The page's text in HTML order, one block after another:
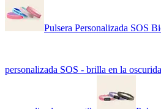
Pulsera Personalizada SOS
personalizada SOS - brilla en la